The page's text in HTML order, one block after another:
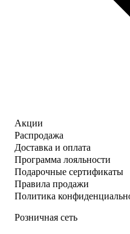
Акции
Распродажа
Доставка и оплата
Программа лояльности
Подарочные сертификаты
Правила продажи
Политика
Розничная сеть